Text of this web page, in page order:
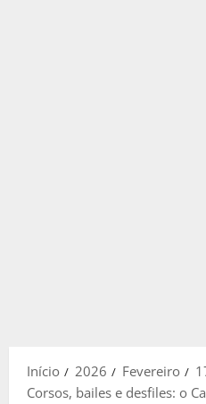
Início 2026 Fevereiro
Corsos, bailes e desfiles: o